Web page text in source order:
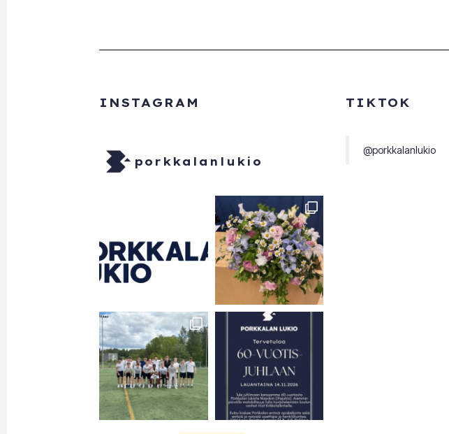
INSTAGRAM
porkkalanlukio
TIKTOK
@porkkalanlukio